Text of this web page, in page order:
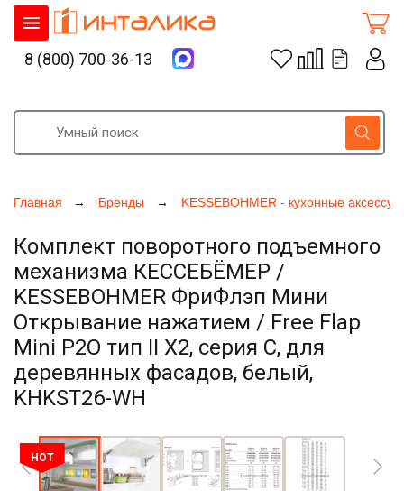
Главная Бренды KESSEBOHMER - кухонные
Комплект поворотного подъемного
механизма КЕССЕБЁМЕР /
KESSEBOHMER ФриФлэп Мини
Открывание нажатием / Free Flap
Mini P2O тип II Х2, серия C, для
деревянных фасадов, белый,
KHKST26-WH
HOT
8 (800) 700-36-13